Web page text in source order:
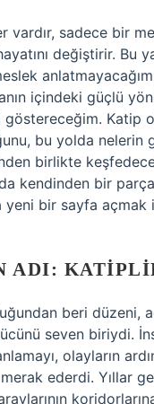
vardır, sadece bir
değiştirir. Bu
içindeki güçlü
Katip
bu yolda nelerin
birlikte
kendinden bir
yeni bir sayfa açmak
ADI:
beri düzeni,
seven biriydi.
olayların
ederdi. Yıllar